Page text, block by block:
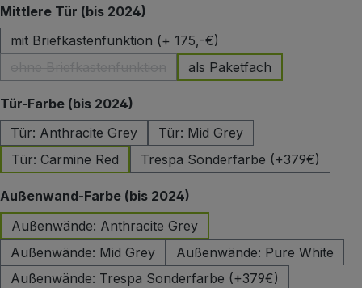
Mittlere Tür (bis 2024)
mit Briefkastenfunktion (+ 175,-€)
(Diese Option ist zurzeit nicht verfügbar.)
als Paketfach
Tür-Farbe (bis 2024)
Tür: Anthracite Grey
Tür: Mid Grey
Tür: Carmine Red
Trespa Sonderfarbe (+379€)
Außenwand-Farbe (bis 2024)
Außenwände: Anthracite Grey
Außenwände: Mid Grey
Außenwände: Pure White
Außenwände: Trespa Sonderfarbe (+379€)